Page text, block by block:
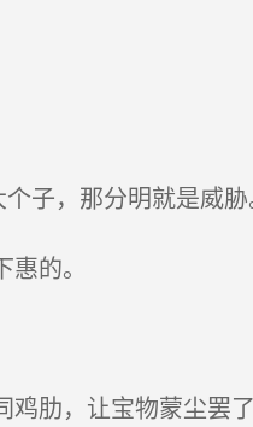
，那分明就是威胁
的。
肋，让宝物蒙尘罢了